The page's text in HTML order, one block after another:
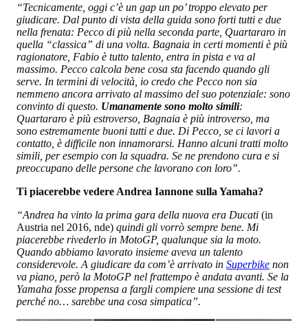
“Tecnicamente, oggi c’è un gap un po’ troppo elevato per
giudicare. Dal punto di vista della guida sono forti tutti e due
nella frenata: Pecco di più nella seconda parte, Quartararo in
quella “classica” di una volta. Bagnaia in certi momenti è più
ragionatore, Fabio è tutto talento, entra in pista e va al
massimo. Pecco calcola bene cosa sta facendo quando gli
serve. In termini di velocità, io credo che Pecco non sia
nemmeno ancora arrivato al massimo del suo potenziale: sono
convinto di questo. Umanamente sono molto simili:
Quartararo è più estroverso, Bagnaia è più introverso, ma
sono estremamente buoni tutti e due. Di Pecco, se ci lavori a
contatto, è difficile non innamorarsi. Hanno alcuni tratti molto
simili, per esempio con la squadra. Se ne prendono cura e si
preoccupano delle persone che lavorano con loro”.
Ti piacerebbe vedere Andrea Iannone sulla Yamaha?
“Andrea ha vinto la prima gara della nuova era Ducati (in
Austria nel 2016, nde) quindi gli vorrò sempre bene. Mi
piacerebbe rivederlo in MotoGP, qualunque sia la moto.
Quando abbiamo lavorato insieme aveva un talento
considerevole. A giudicare da com’è arrivato in Superbike non
va piano, però la MotoGP nel frattempo è andata avanti. Se la
Yamaha fosse propensa a fargli compiere una sessione di test
perché no… sarebbe una cosa simpatica”.